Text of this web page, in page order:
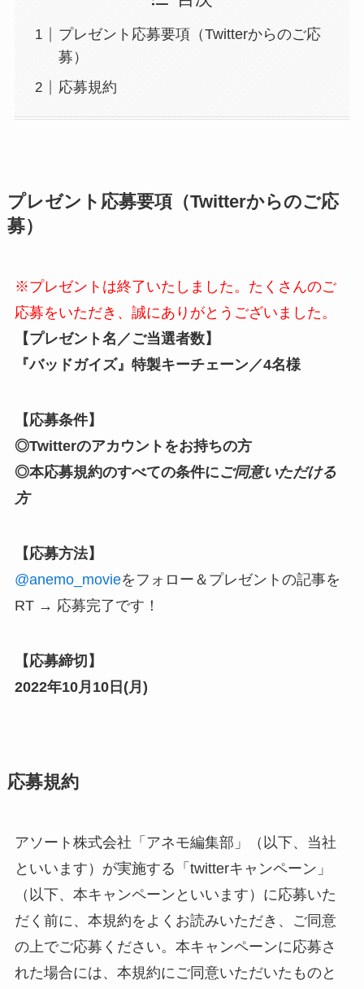
プレゼント応募要項（Twitterからのご応
募）
応募規約
プレゼント応募要項（Twitterからのご応
募）
※プレゼントは終了いたしました。たくさんのご
応募をいただき、誠にありがとうございました。
【プレゼント名／ご当選者数】
『バッドガイズ』特製キーチェーン／4名様
【応募条件】
◎Twitterのアカウントをお持ちの方
◎本応募規約のすべての条件にご同意いただける
方
【応募方法】
@anemo_movieをフォロー ＆プレゼントの記事を
RT → 応募完了です！
【応募締切】
2022年10月10日(月)
応募規約
アソート株式会社「アネモ編集部」（以下、当社
といいます）が実施する「twitterキャンペーン」
（以下、本キャンペーンといいます）に応募いた
だく前に、本規約をよくお読みいただき、ご同意
の上でご応募ください。本キャンペーンに応募さ
れた場合には、本規約にご同意いただいたものと